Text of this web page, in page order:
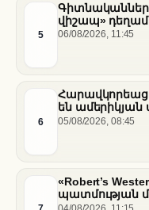
5
վիշապ»
սովամահ
06/08/2026, 11:45
6
են ամերիկյան
համար
05/08/2026, 08:45
«Robert’s
պատմության
«Nissan